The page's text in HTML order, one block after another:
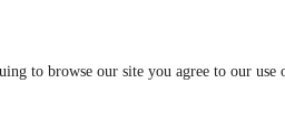
to browse our site you agree to our